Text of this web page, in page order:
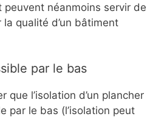
peuvent néanmoins servir de
qualité d’un bâtiment
par le bas
que l’isolation d’un plancher
par le bas (l’isolation peut